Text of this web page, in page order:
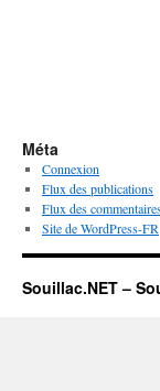
Méta
Connexion
Flux des publications
Flux des
Site de WordPress-FR
Souillac.NET –